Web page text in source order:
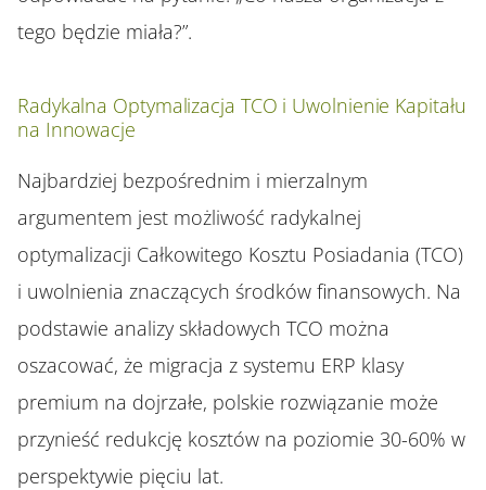
tego będzie miała?”.
Radykalna Optymalizacja TCO i Uwolnienie Kapitału
na Innowacje
Najbardziej bezpośrednim i mierzalnym
argumentem jest możliwość radykalnej
optymalizacji Całkowitego Kosztu Posiadania (TCO)
i uwolnienia znaczących środków finansowych. Na
podstawie analizy składowych TCO można
oszacować, że migracja z systemu ERP klasy
premium na dojrzałe, polskie rozwiązanie może
przynieść redukcję kosztów na poziomie 30-60% w
perspektywie pięciu lat.